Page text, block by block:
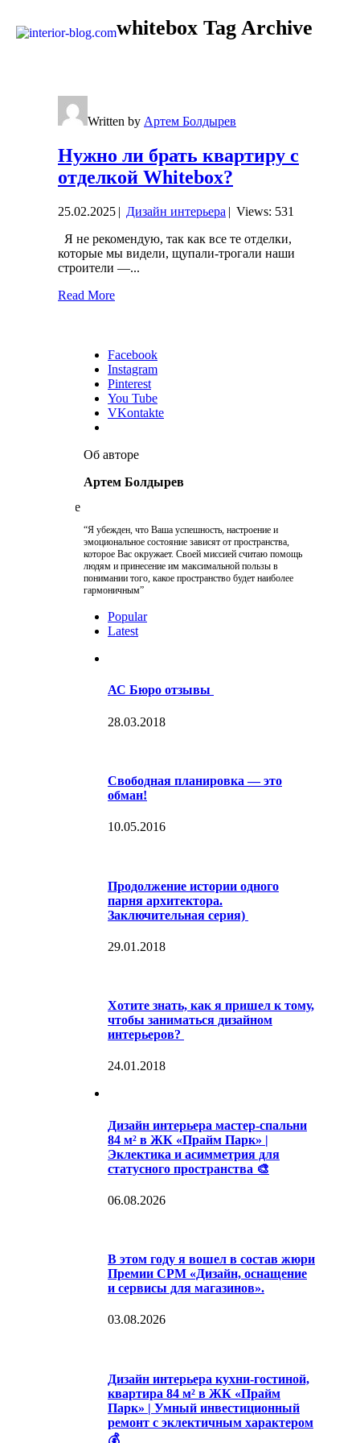
whitebox Tag Archive
Written by Артем Болдырев
Нужно ли брать квартиру с
отделкой Whitebox?
25.02.2025 | Дизайн интерьера | Views: 531
Я не рекомендую, так как все те отделки,
которые мы видели, щупали-трогали наши
строители —...
Read More
Facebook
Instagram
Pinterest
You Tube
VKontakte
Об авторе
Артем Болдырев
“Я убежден, что Ваша успешность, настроение и
эмоциональное состояние зависят от пространства,
которое Вас окружает. Своей миссией считаю помощь
людям и принесение им максимальной пользы в
понимании того, какое пространство будет наиболее
гармоничным”
Popular
Latest
АС Бюро отзывы
28.03.2018
Свободная планировка — это
обман!
10.05.2016
Продолжение истории одного
парня архитектора.
Заключительная серия)
29.01.2018
Хотите знать, как я пришел к тому,
чтобы заниматься дизайном
интерьеров?
24.01.2018
Дизайн интерьера мастер-спальни
84 м² в ЖК «Прайм Парк» |
Эклектика и асимметрия для
статусного пространства 🎨
06.08.2026
В этом году я вошел в состав жюри
Премии CPM «Дизайн, оснащение
и сервисы для магазинов».
03.08.2026
Дизайн интерьера кухни-гостиной,
квартира 84 м² в ЖК «Прайм
Парк» | Умный инвестиционный
ремонт с эклектичным характером
💰